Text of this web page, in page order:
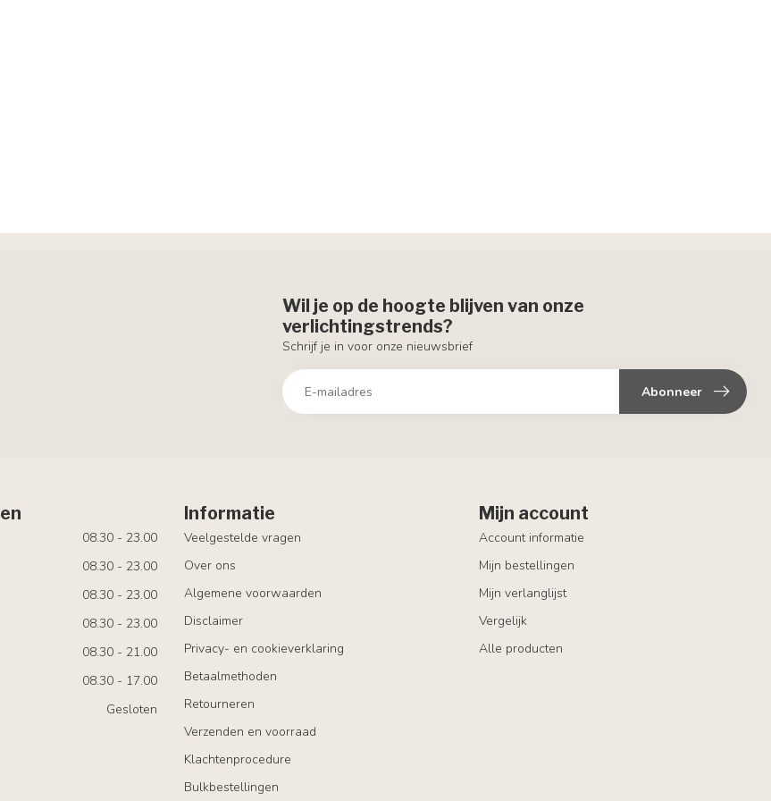
Wil je op de hoogte blijven van onze
verlichtingstrends?
Schrijf je in voor onze nieuwsbrief
Abonneer
08.30 - 23.00
08.30 - 23.00
08.30 - 23.00
08.30 - 23.00
08.30 - 21.00
08.30 - 17.00
Gesloten
Informatie
Veelgestelde vragen
Over ons
Algemene voorwaarden
Disclaimer
Privacy- en cookieverklaring
Betaalmethoden
Retourneren
Verzenden en voorraad
Klachtenprocedure
Bulkbestellingen
Mijn account
Account informatie
Mijn bestellingen
Mijn verlanglijst
Vergelijk
Alle producten